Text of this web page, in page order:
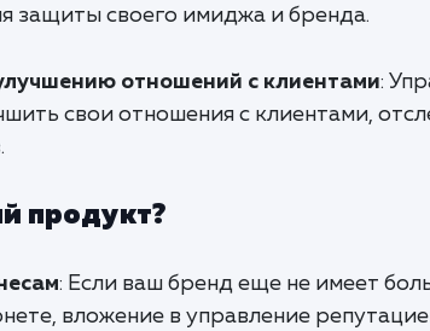
защиты своего имиджа и бренда.
отношений с клиентами:
свои отношения с клиентами,
продукт?
: Если ваш бренд еще не имеет
вложение в управление